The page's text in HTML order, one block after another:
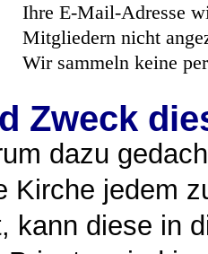
Ihre E-Mail-Adresse
Mitgliedern nicht
Wir sammeln keine
Zweck
dazu
Kirche jedem
kann diese in